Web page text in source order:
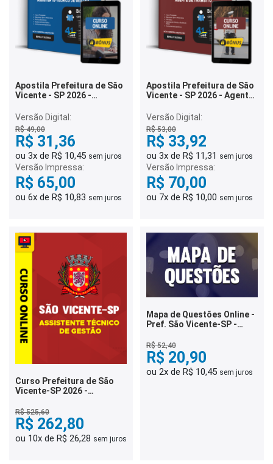
Apostila Prefeitura de São
Vicente - SP 2026 -
Gestão
Versão Digital:
R$ 49,00
R$ 31,36
ou 3x de R$ 10,45 sem juros
Versão Impressa:
R$ 65,00
ou 6x de R$ 10,83 sem juros
Apostila Prefeitura de São
Vicente - SP 2026 - Agente
Versão Digital:
R$ 53,00
R$ 33,92
ou 3x de R$ 11,31 sem juros
Versão Impressa:
R$ 70,00
ou 7x de R$ 10,00 sem juros
Curso Prefeitura de São
Vicente-SP 2026 -
Gestão
R$ 525,60
R$ 262,80
ou 10x de R$ 26,28 sem juros
Mapa de Questões Online -
Pref. São Vicente-SP -
Mil Questões
R$ 52,40
R$ 20,90
ou 2x de R$ 10,45 sem juros